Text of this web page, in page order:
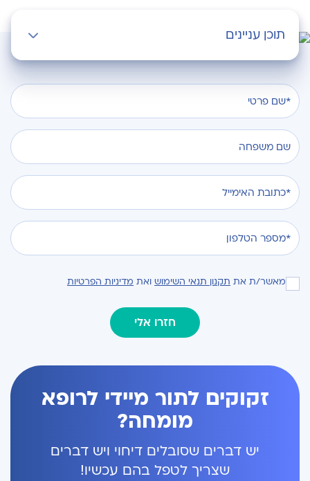
תוכן עניינים
מאשר/ת את תקנון תנאי השימוש ואת מדיניות הפרטיות
זקוקים לתור מיידי לרופא
מומחה?
יש דברים שסובלים דיחוי ויש דברים
שצריך לטפל בהם עכשיו!